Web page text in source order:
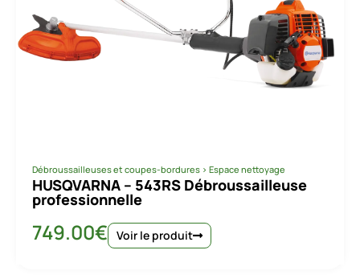
Débroussailleuses et coupes-bordures > Espace nettoyage
HUSQVARNA – 543RS Débroussailleuse
professionnelle
749.00€ Voir le produit